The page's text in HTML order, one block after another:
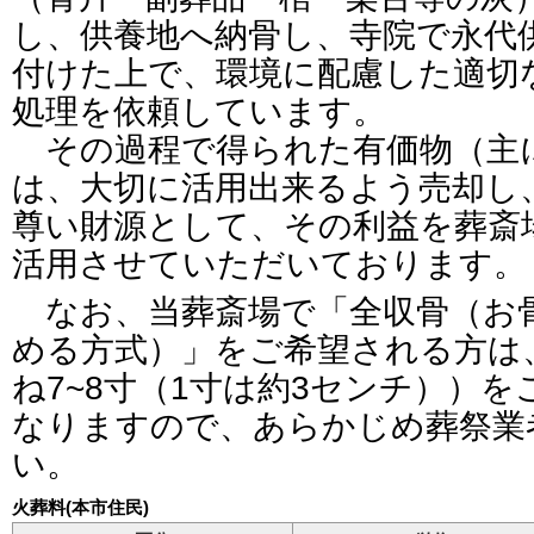
し、供養地へ納骨し、寺院で永
付けた上で、環境に配慮した適
処理を依頼しています。
その過程で得られた有価物（主
は、大切に活用出来るよう売却
尊い財源として、その利益を葬
活用させていただいております。
なお、当葬斎場で「全収骨（お
める方式）」をご希望される方
ね7~8寸（1寸は約3センチ））を
なりますので、あらかじめ葬祭
い。
火葬料(本市住民)